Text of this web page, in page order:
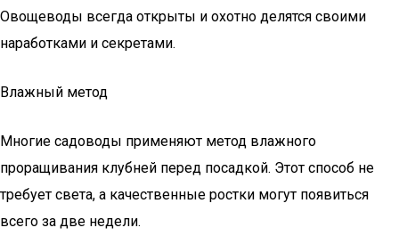
Овощеводы всегда открыты и охотно делятся своими
наработками и секретами.
Влажный метод
Многие садоводы применяют метод влажного
проращивания клубней перед посадкой. Этот способ не
требует света, а качественные ростки могут появиться
всего за две недели.